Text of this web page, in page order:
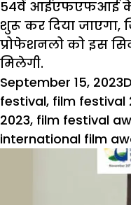
54वें आईएफएफआई के
शुरू कर दिया जाएगा,
प्रोफेशनलो को इस
मिलेगी.
Posted
on
September 15, 2023
festival, film festival
2023, film festival
international film